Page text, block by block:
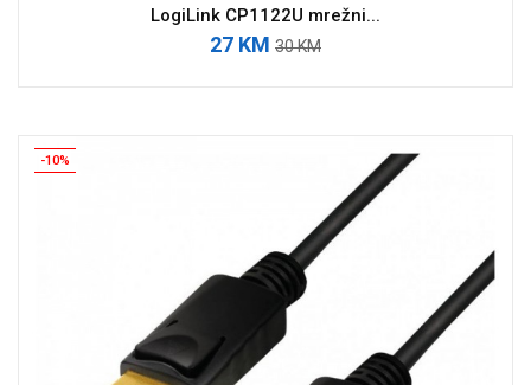
LogiLink CP1122U mrežni...
27 KM 30 KM
-10%